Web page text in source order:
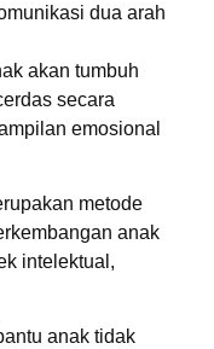
dua arah
akan tumbuh
secara
emosional
metode
anak
intelektual,
anak tidak